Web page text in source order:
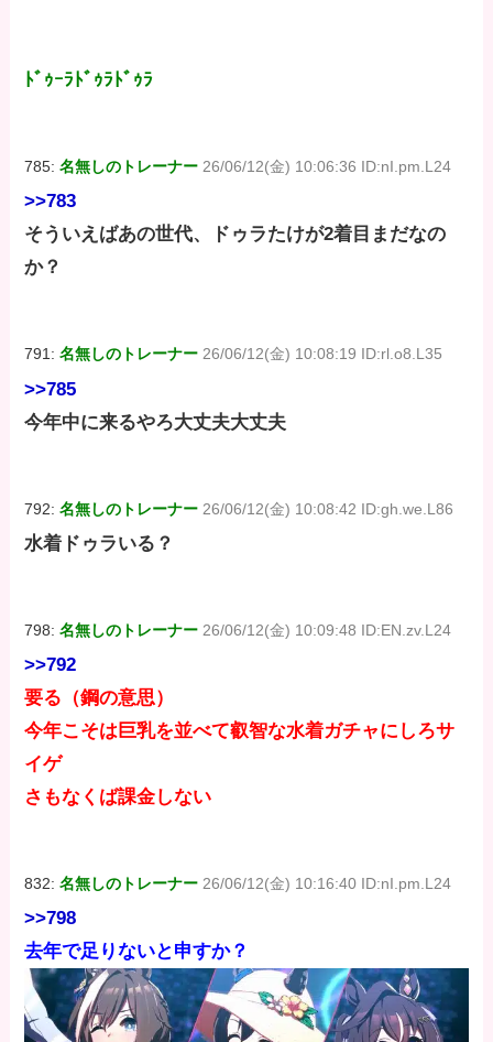
ﾄﾞｩｰﾗﾄﾞｩﾗﾄﾞｩﾗ
785:名無しのトレーナー 26/06/12(金) 10:06:36 ID:nI.pm.L24
>>783
そういえばあの世代、ドゥラたけが2着目まだなの
か？
791:名無しのトレーナー 26/06/12(金) 10:08:19 ID:rl.o8.L35
>>785
今年中に来るやろ大丈夫大丈夫
792:名無しのトレーナー 26/06/12(金) 10:08:42 ID:gh.we.L86
水着ドゥラいる？
798:名無しのトレーナー 26/06/12(金) 10:09:48 ID:EN.zv.L24
>>792
要る（鋼の意思）
今年こそは巨乳を並べて叡智な水着ガチャにしろサ
イゲ
さもなくば課金しない
832:名無しのトレーナー 26/06/12(金) 10:16:40 ID:nI.pm.L24
>>798
去年で足りないと申すか？